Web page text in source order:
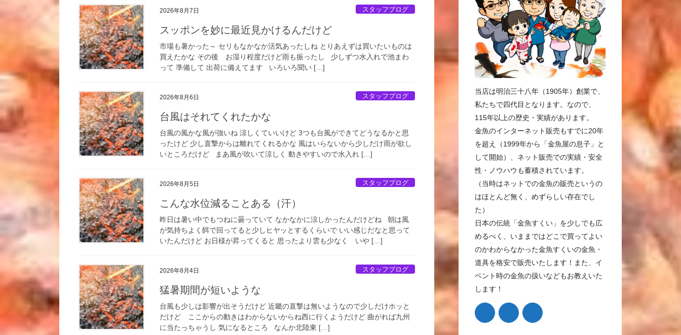
2026年8月7日 スタッフブログ
スッポンを妙に最近見かけるんだけど
市場も暑かった～ セリもなかなか活気あったしね とりあえずは買いたいものは
買えたかな その後 お湿り程度だけど雨も振ったし 少しずつ水入れで池まわ
って 準備して 出荷に備えてます いろいろ聞い […]
2026年8月6日 スタッフブログ
台風はそれてくれたかな
台風の風かな風が強いね 涼しくていいけど 3つも台風ができてどうなるかと思
ったけど 少し直撃からは離れてくれるかな 風はいらないから少しだけ雨が欲し
いところだけど まあ風が吹いて涼しく 動きやすいので水入れ […]
2026年8月5日 スタッフブログ
こんな水位減ることある（汗）
昨日は暑い中でもつねに曇っていて なかなかに涼しかったんだけどね 朝は風
が気持ちよく餌で回ってると少しヒヤッとするくらいで いい感じだなと思って
いたんだけど お日様が昇ってくると 思ったより雲も少なく いや […]
2026年8月4日 スタッフブログ
猛暑期間が短いような
台風も少しは影響が出そうだけど 近畿の直撃は無いようなので少しだけホッと
だけど ここからの動きはわからないからね西に行くようだけど 曲がれば九州
に当たっちゃうし 気になるところ なんか北陸東 […]
当店は明治三十八年（1905年）創業で、
私たちで四代目となります。なので、
115年以上の歴史・実績があります。
金魚のインターネット販売もすでに20年
を超え（1999年から「金魚屋の息子」と
して開始）、ネット販売での実績・安全
性・ノウハウも蓄積されています。
（当時はネットでの金魚の販売というの
はほとんど無く、めずらしい存在でし
た）
日本の伝統「金魚すくい」を少しでも広
めるべく、いままではどこで買ってよい
のかわからなかった金魚すくいの金魚・
道具を格安で販売いたします！また、イ
ベント時の金魚の扱いなどもお教えいた
します！